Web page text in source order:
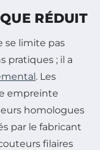
RÉDUIT
se limite pas
pratiques ; il a
. Les
empreinte
homologues
par le fabricant
filaires